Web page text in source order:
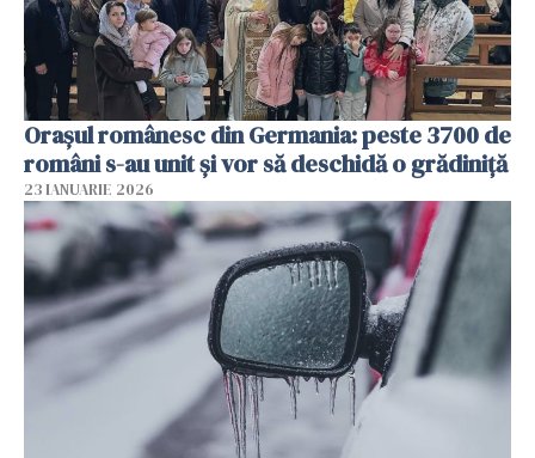
Orașul românesc din Germania: peste 3700 de
români s-au unit și vor să deschidă o grădiniță
23 IANUARIE 2026